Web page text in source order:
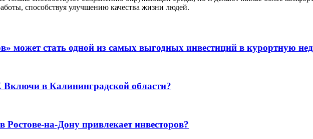
способствуя улучшению качества жизни людей.
может стать одной из самых выгодных инвестиций в курортную
в Калининградской области?
на-Дону привлекает инвесторов?